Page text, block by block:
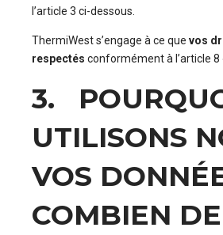
l’article 3 ci-dessous.
ThermiWest s’engage à ce que vos
respectés conformément à l’article 8
3.
UTILISONS
VOS
COMBIEN DE